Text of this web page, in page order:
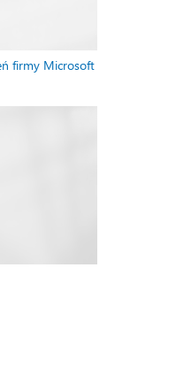
firmy Microsoft